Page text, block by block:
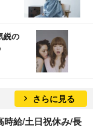
鋭の
さらに見る
時給/土日祝休み/長